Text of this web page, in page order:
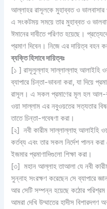
আল্লাহর রাসূলকে মুহাব্বত ও ভালবাসার
এ সংকটময় সময়ে তার মুহাব্বত ও
ঈমানের দাবীতে পরিণত হয়েছে।
প্রমাণ দিবেন। নিজে এর দায়িত্ব বহন
ব্যক্তি হিসাবে দায়িত্বঃ
[১ ] রাসূলুল্লাহ সাল্লাল্লাহু আলাইহি
ব্যাপারে চিন্তা-ভাবনা করা, যা দিয়ে
রাসূল। এ সকল প্রমাণের মূল হল আল-
ওয়া সাল্লাম এর নবুওয়তের সত্যতার
তাতে চিন্তা-গবেষণা করা।
[২] নবী কারীম সাল্লাল্লাহু
কর্তব্য এবং তার সকল নির্দেশ পালন
ইজমার প্রমাণাদিগুলো শিক্ষা করা।
[৩] মহান আল্লাহ তাআলা যে নবী
সুন্নাহ সংরক্ষণ করেছেন সে ব্যাপারে
আর সেটি সম্পন্ন হয়েছে কঠোর
আমরা দেখি উম্মাতের হাদীস বিশারদগণ